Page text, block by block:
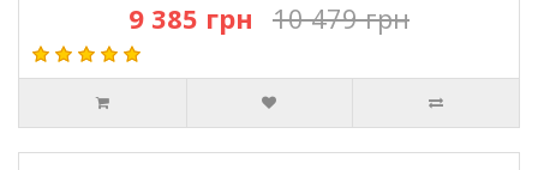
9 385 грн 10 479 грн